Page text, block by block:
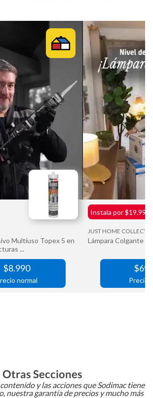
Otras Secciones
y las acciones que Sodimac tiene
nuestra garantía de precios y mucho más